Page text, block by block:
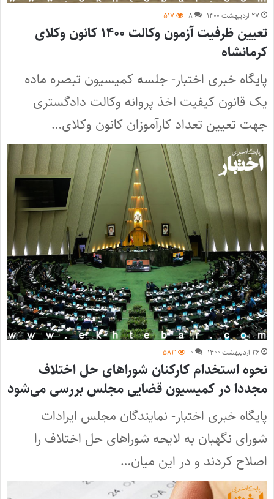
۲۷ اردیبهشت ۱۴۰۰ ۸ ۵۱۷
تعیین ظرفیت آزمون وکالت ۱۴۰۰ کانون وکلای
کرمانشاه
پایگاه خبری اختبار- جلسه کمیسیون تبصره ماده
یک قانون کیفیت اخذ پروانه وکالت دادگستری
جهت تعیین تعداد کارآموزان کانون وکلای…
۲۶ اردیبهشت ۱۴۰۰ ۰ ۵۸۳
نحوه استخدام کارکنان شوراهای حل اختلاف
مجددا در کمیسیون قضایی مجلس بررسی می‌شود
پایگاه خبری اختبار- نمایندگان مجلس ایرادات
شورای نگهبان به لایحه شوراهای حل اختلاف را
اصلاح کردند و در این میان…